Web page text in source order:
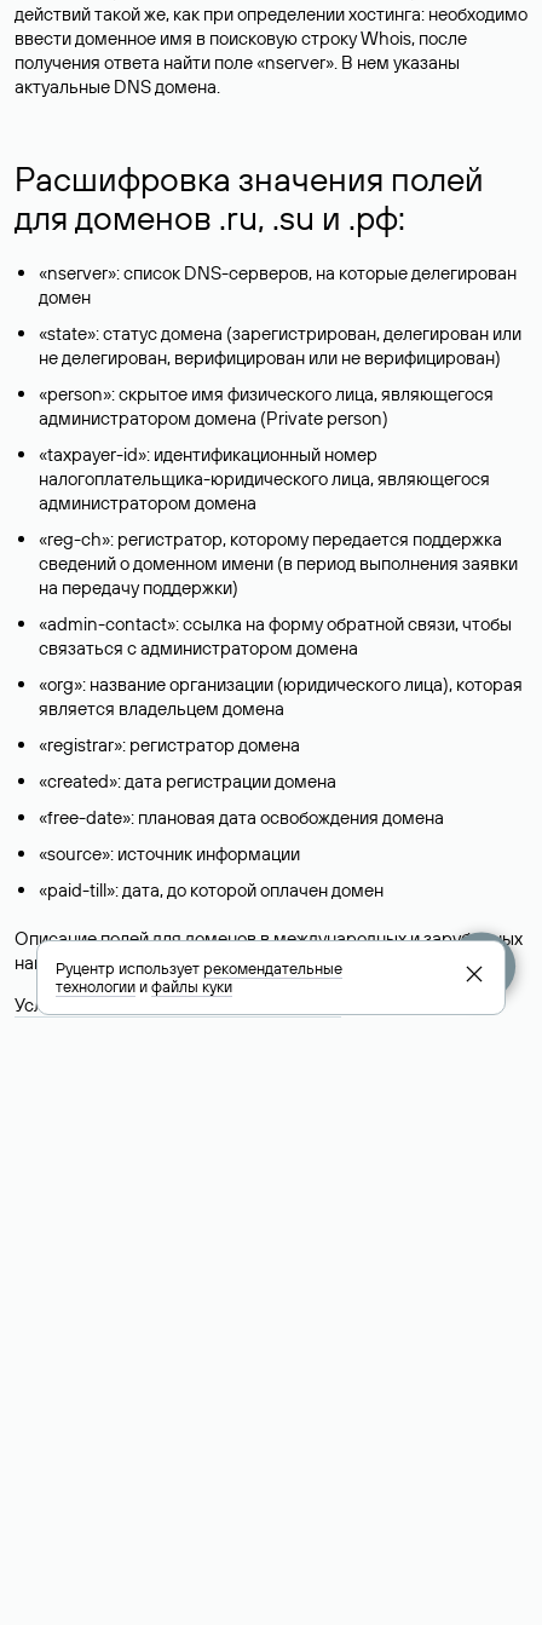
действий такой же, как при определении хостинга: необходимо
ввести доменное имя в поисковую строку Whois, после
получения ответа найти поле «nserver». В нем указаны
актуальные DNS домена.
Расшифровка значения полей
для доменов .ru, .su и .рф:
«nserver»: список DNS-серверов, на которые делегирован
домен
«state»: статус домена (зарегистрирован, делегирован или
не делегирован, верифицирован или не верифицирован)
«person»: скрытое имя физического лица, являющегося
администратором домена (Privatе person)
«taxpayer-id»: идентификационный номер
налогоплательщика-юридического лица, являющегося
администратором домена
«reg-ch»: регистратор, которому передается поддержка
сведений о доменном имени (в период выполнения заявки
на передачу поддержки)
«admin-contact»: ссылка на форму обратной связи, чтобы
связаться с администратором домена
«org»: название организации (юридического лица), которая
является владельцем домена
«registrar»: регистратор домена
«created»: дата регистрации домена
«free-date»: плановая дата освобождения домена
«source»: источник информации
«paid-till»: дата, до которой оплачен домен
Описание полей для доменов в международных и зарубежных
национальных доменах представлены в разделе «
Помощь
Условия использования Whois-сервиса
Руцентр используетрекомендательные
технологииифайлы куки